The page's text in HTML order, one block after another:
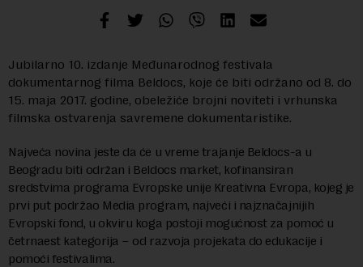
Jubilarno 10. izdanje Međunarodnog festivala
dokumentarnog filma Beldocs, koje će biti održano od 8. do
15. maja 2017. godine, obeležiće brojni noviteti i vrhunska
filmska ostvarenja savremene dokumentaristike.
Najveća novina jeste da će u vreme trajanje Beldocs-a u
Beogradu biti održan i Beldocs market, kofinansiran
sredstvima programa Evropske unije Kreativna Evropa, kojeg je
prvi put podržao Media program, najveći i najznačajnijih
Evropski fond, u okviru koga postoji mogućnost za pomoć u
četrnaest kategorija – od razvoja projekata do edukacije i
pomoći festivalima.